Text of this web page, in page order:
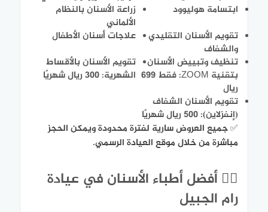
ابتسامة هوليوود
زراعة الأسنان بالنظام
الألماني
تقويم الأسنان التقليدي
والشفاف
علاجات أسنان الأطفال
تنظيف وتبييض الأسنان
بتقنية ZOOM: فقط 699
ريال
تقويم الأسنان بالأقساط
الشهرية: 300 ريال شهريًا
تقويم الأسنان الشفاف
(إنفزلاين): 500 ريال شهريًا
✅ جميع العروض سارية لفترة محدودة ويمكن الحجز
مباشرة من خلال موقع العيادة الرسمي.
👨‍⚕️ أفضل أطباء الأسنان في عيادة
رام الجبيل